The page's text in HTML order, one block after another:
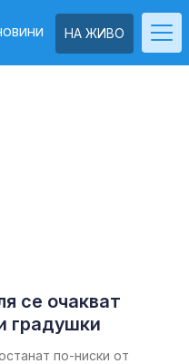
НА ЖИВО
се очакват
градушки
по-ниски от